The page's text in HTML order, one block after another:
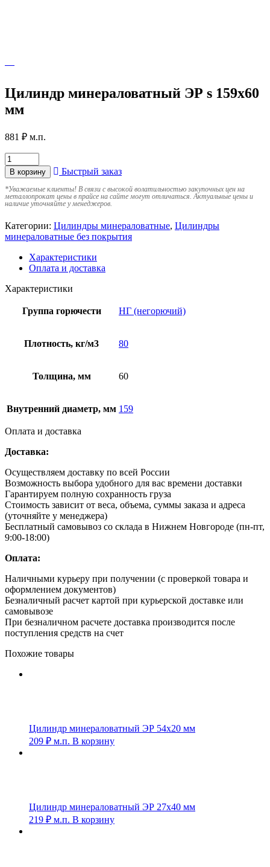
Цилиндр минераловатный ЭР s 159х60
мм
881 ₽ м.п.
В корзину Быстрый заказ
*Уважаемые клиенты! В связи с высокой волатильностью закупочных цен на
металлопрокат цены в прайсе на сайте могут отличаться. Актуальные цены и
наличие уточняйте у менеджеров.
Категории: Цилиндры минераловатные, Цилиндры
минераловатные без покрытия
Характеристики
Оплата и доставка
Характеристики
Группа горючести НГ (негорючий)
Плотность, кг/м3 80
Толщина, мм 60
Внутренний диаметр, мм 159
Оплата и доставка
Доставка:
Осуществляем доставку по всей России
Возможность выбора удобного для вас времени доставки
Гарантируем полную сохранность груза
Стоимость зависит от веса, объема, суммы заказа и адреса
(уточняйте у менеджера)
Бесплатный самовывоз со склада в Нижнем Новгороде (пн-пт,
9:00-18:00)
Оплата:
Наличными курьеру при получении (с проверкой товара и
оформлением документов)
Безналичный расчет картой при курьерской доставке или
самовывозе
При безналичном расчете доставка производится после
поступления средств на счет
Похожие товары
Цилиндр минераловатный ЭР 54х20 мм
209 ₽ м.п. В корзину
Цилиндр минераловатный ЭР 27х40 мм
219 ₽ м.п. В корзину